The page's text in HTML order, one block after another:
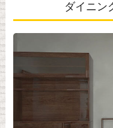
ダイニン